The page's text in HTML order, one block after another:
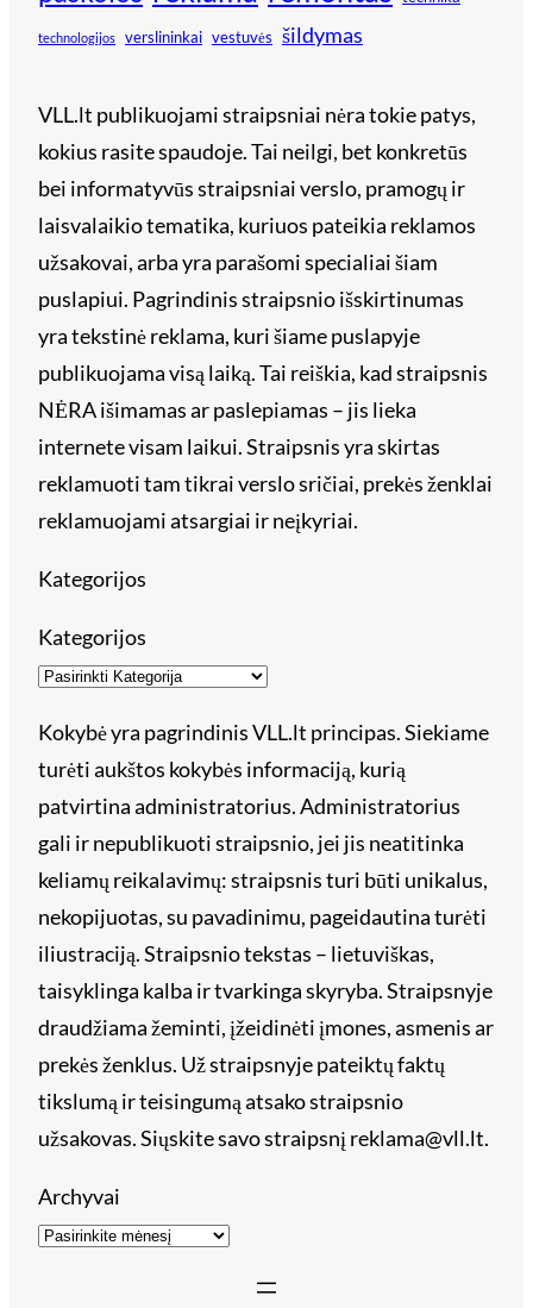
technologijos verslininkai vestuvės šildymas
VLL.lt publikuojami straipsniai nėra tokie patys,
kokius rasite spaudoje. Tai neilgi, bet konkretūs
bei informatyvūs straipsniai verslo, pramogų ir
laisvalaikio tematika, kuriuos pateikia reklamos
užsakovai, arba yra parašomi specialiai šiam
puslapiui. Pagrindinis straipsnio išskirtinumas
yra tekstinė reklama, kuri šiame puslapyje
publikuojama visą laiką. Tai reiškia, kad straipsnis
NĖRA išimamas ar paslepiamas – jis lieka
internete visam laikui. Straipsnis yra skirtas
reklamuoti tam tikrai verslo sričiai, prekės ženklai
reklamuojami atsargiai ir neįkyriai.
Kategorijos
Kategorijos
Kokybė yra pagrindinis VLL.lt principas. Siekiame
turėti aukštos kokybės informaciją, kurią
patvirtina administratorius. Administratorius
gali ir nepublikuoti straipsnio, jei jis neatitinka
keliamų reikalavimų: straipsnis turi būti unikalus,
nekopijuotas, su pavadinimu, pageidautina turėti
iliustraciją. Straipsnio tekstas – lietuviškas,
taisyklinga kalba ir tvarkinga skyryba. Straipsnyje
draudžiama žeminti, įžeidinėti įmones, asmenis ar
prekės ženklus. Už straipsnyje pateiktų faktų
tikslumą ir teisingumą atsako straipsnio
užsakovas. Siųskite savo straipsnį reklama@vll.lt.
Archyvai